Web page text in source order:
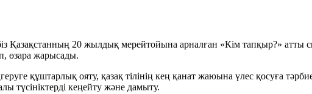
Қазақстанның 20 жылдық мерейтойына арналған «Кім тапқыр?»
өзара жарысады.
құштарлық ояту, қазақ тілінің кең қанат жаюына үлес қосуға
түсініктерді кеңейту және дамыту.